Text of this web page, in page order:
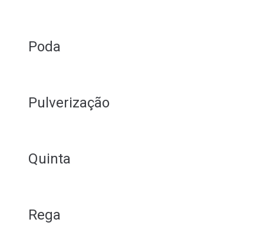
Poda
Pulverização
Quinta
Rega